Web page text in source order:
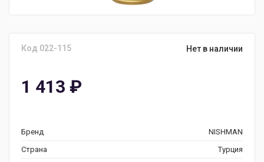
Код 022-115 Нет в наличии
1 413 ₽
Бренд
NISHMAN
Страна
Турция